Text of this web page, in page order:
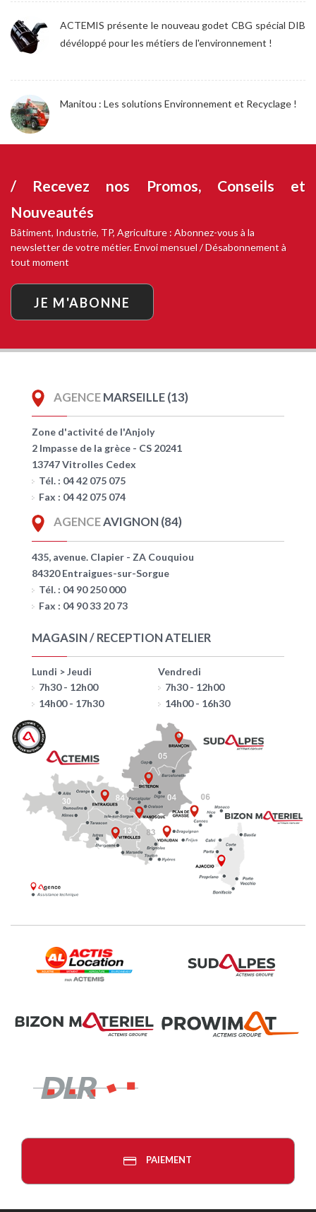
ACTEMIS présente le nouveau godet CBG spécial DIB
dévéloppé pour les métiers de l'environnement !
Manitou : Les solutions Environnement et Recyclage !
/ Recevez nos Promos, Conseils et
Nouveautés
Bâtiment, Industrie, TP, Agriculture : Abonnez-vous à la
newsletter de votre métier. Envoi mensuel / Désabonnement à
tout moment
JE M'ABONNE
AGENCEMARSEILLE (13)
Zone d'activité de l'Anjoly
2 Impasse de la grèce - CS 20241
13747 Vitrolles Cedex
Tél. : 04 42 075 075
Fax : 04 42 075 074
AGENCEAVIGNON (84)
435, avenue. Clapier - ZA Couquiou
84320 Entraigues-sur-Sorgue
Tél. : 04 90 250 000
Fax : 04 90 33 20 73
MAGASIN / RECEPTION ATELIER
Lundi > Jeudi
7h30 - 12h00
14h00 - 17h30
Vendredi
7h30 - 12h00
14h00 - 16h30
PAIEMENT